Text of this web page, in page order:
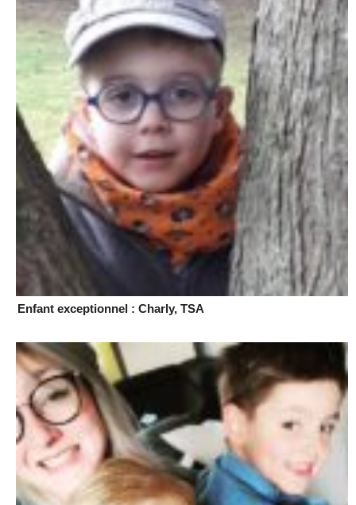
Enfant exceptionnel : Charly, TSA